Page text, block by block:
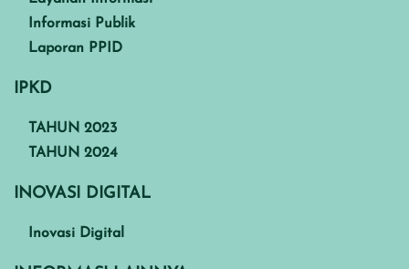
Informasi Publik
Laporan PPID
IPKD
TAHUN 2023
TAHUN 2024
INOVASI DIGITAL
Inovasi Digital